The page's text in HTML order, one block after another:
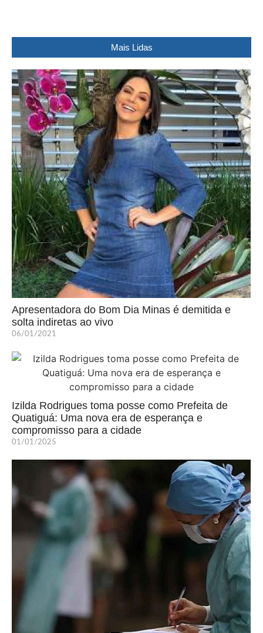
Mais Lidas
Apresentadora do Bom Dia Minas é demitida e
solta indiretas ao vivo
06/01/2021
Izilda Rodrigues toma posse como Prefeita de
Quatiguá: Uma nova era de esperança e
compromisso para a cidade
01/01/2025